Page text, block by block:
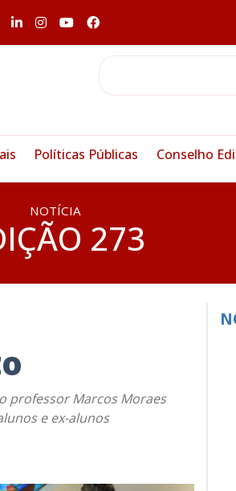
Políticas Públicas Conselho
NOTÍCIA
273
professor Marcos Moraes
e ex-alunos